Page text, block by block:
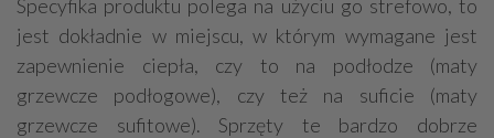
Specyfika produktu polega na użyciu go strefowo, to
jest dokładnie w miejscu, w którym wymagane jest
zapewnienie ciepła, czy to na podłodze (maty
grzewcze podłogowe), czy też na suficie (maty
grzewcze sufitowe). Sprzęty te bardzo dobrze